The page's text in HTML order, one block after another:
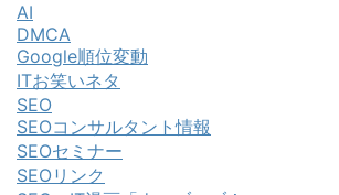
AI
DMCA
Google順位変動
ITお笑いネタ
SEO
SEOコンサルタント情報
SEOセミナー
SEOリンク